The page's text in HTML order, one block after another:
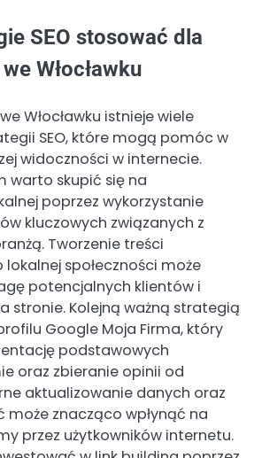
SEO stosować dla
Włocławku
Włocławku istnieje wiele
SEO, które mogą pomóc w
widoczności w internecie.
warto skupić się na
poprzez wykorzystanie
kluczowych związanych z
Tworzenie treści
społeczności może
potencjalnych klientów i
stronie. Kolejną ważną strategią
Google Moja Firma, który
podstawowych
oraz zbieranie opinii od
aktualizowanie danych oraz
może znacząco wpłynąć na
przez użytkowników internetu.